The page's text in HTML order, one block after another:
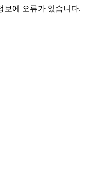
보에 오류가 있습니다.